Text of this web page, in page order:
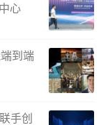
心
到端
手创